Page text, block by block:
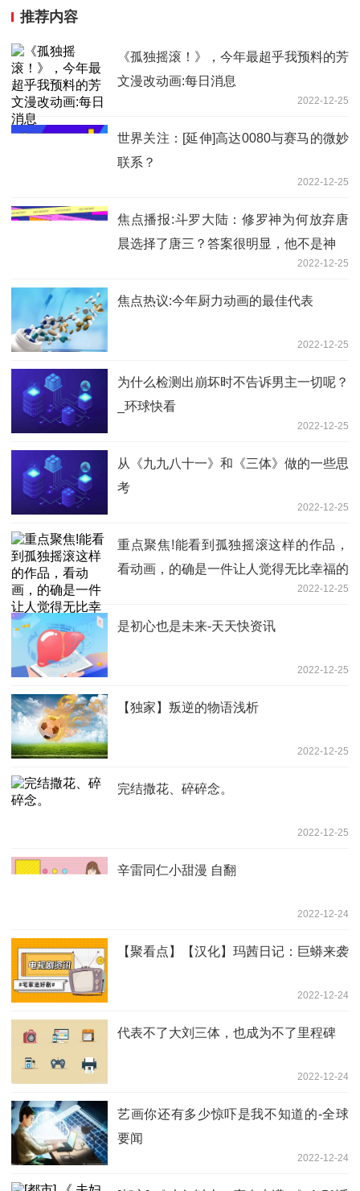
推荐内容
《孤独摇滚！》，今年最超乎我预料的芳
文漫改动画:每日消息
2022-12-25
世界关注：[延伸]高达0080与赛马的微妙
联系？
2022-12-25
焦点播报:斗罗大陆：修罗神为何放弃唐
晨选择了唐三？答案很明显，他不是神
2022-12-25
焦点热议:今年厨力动画的最佳代表
2022-12-25
为什么检测出崩坏时不告诉男主一切呢？
_环球快看
2022-12-25
从《九九八十一》和《三体》做的一些思
考
2022-12-25
重点聚焦!能看到孤独摇滚这样的作品，
看动画，的确是一件让人觉得无比幸福的
2022-12-25
是初心也是未来-天天快资讯
2022-12-25
【独家】叛逆的物语浅析
2022-12-25
完结撒花、碎碎念。
2022-12-25
辛雷同仁小甜漫 自翻
2022-12-24
【聚看点】【汉化】玛茜日记：巨蟒来袭
2022-12-24
代表不了大刘三体，也成为不了里程碑
2022-12-24
艺画你还有多少惊吓是我不知道的-全球
要闻
2022-12-24